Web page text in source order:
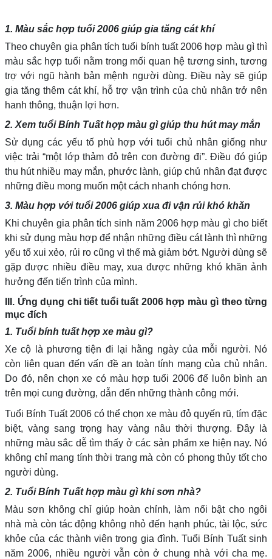
1. Màu sắc hợp tuổi 2006 giúp gia tăng cát khí
Theo chuyên gia phân tích tuổi bính tuất 2006 hợp màu gì thì
màu sắc hợp tuổi nằm trong mối quan hệ tương sinh, tương
trợ với ngũ hành bản mệnh người dùng. Điều này sẽ giúp
gia tăng thêm cát khí, hỗ trợ vận trình của chủ nhân trở nên
hanh thông, thuận lợi hơn.
2. Xem tuổi Bính Tuất hợp màu gì giúp thu hút may mắn
Sử dụng các yếu tố phù hợp với tuổi chủ nhân giống như
việc trải “một lớp thảm đỏ trên con đường đi”. Điều đó giúp
thu hút nhiều may mắn, phước lành, giúp chủ nhân đạt được
những điều mong muốn một cách nhanh chóng hơn.
3. Màu hợp với tuổi 2006 giúp xua đi vận rủi khó khăn
Khi chuyên gia phân tích sinh năm 2006 hợp màu gì cho biết
khi sử dụng màu hợp để nhận những điều cát lành thì những
yếu tố xui xẻo, rủi ro cũng vì thế mà giảm bớt. Người dùng sẽ
gặp được nhiều điều may, xua được những khó khăn ảnh
hưởng đến tiến trình của mình.
III. Ứng dụng chi tiết tuổi tuất 2006 hợp màu gì theo từng
mục đích
1. Tuổi bính tuất hợp xe màu gì?
Xe cộ là phương tiện đi lại hằng ngày của mỗi người. Nó
còn liên quan đến vấn đề an toàn tính mạng của chủ nhân.
Do đó, nên chọn xe có màu hợp tuổi 2006 để luôn bình an
trên mọi cung đường, dẫn đến những thành công mới.
Tuổi Bính Tuất 2006 có thể chọn xe màu đỏ quyến rũ, tím đặc
biệt, vàng sang trọng hay vàng nâu thời thượng. Đây là
những màu sắc dễ tìm thấy ở các sản phẩm xe hiện nay. Nó
không chỉ mang tính thời trang mà còn có phong thủy tốt cho
người dùng.
2. Tuổi Bính Tuất hợp màu gì khi sơn nhà?
Màu sơn không chỉ giúp hoàn chỉnh, làm nổi bật cho ngôi
nhà mà còn tác động không nhỏ đến hạnh phúc, tài lộc, sức
khỏe của các thành viên trong gia đình. Tuổi Bính Tuất sinh
năm 2006, nhiều người vẫn còn ở chung nhà với cha mẹ.